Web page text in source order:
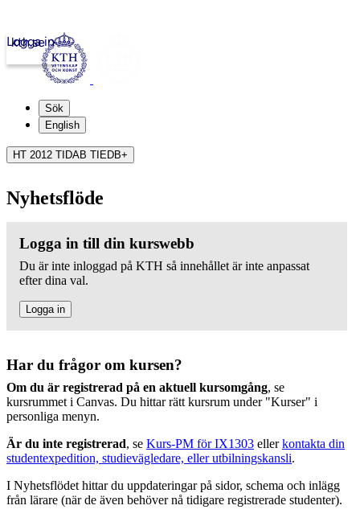
kth.se
Logga in
Sök
English
HT 2012 TIDAB TIEDB+
Nyhetsflöde
Logga in till din kurswebb
Du är inte inloggad på KTH så innehållet är inte anpassat
efter dina val.
Logga in
Har du frågor om kursen?
Om du är registrerad på en aktuell kursomgång, se
kursrummet i Canvas. Du hittar rätt kursrum under "Kurser" i
personliga menyn.
Är du inte registrerad, se Kurs-PM för IX1303 ellerkontakta din
studentexpedition, studievägledare, eller utbilningskansli.
I Nyhetsflödet hittar du uppdateringar på sidor, schema och inlägg
från lärare (när de även behöver nå tidigare registrerade studenter).